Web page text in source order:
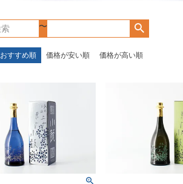
〜
おすすめ順 価格が安い順 価格が高い順